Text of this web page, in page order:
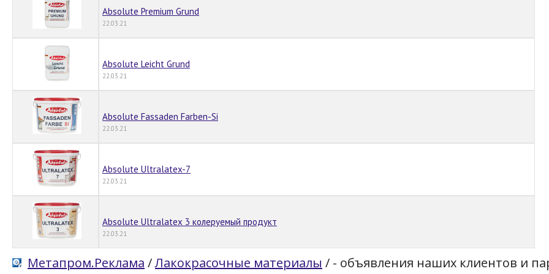
Absolute Premium Grund
22.03.21
Absolute Leicht Grund
22.03.21
Absolute Fassaden Farben-Si
22.03.21
Absolute Ultralatex-7
22.03.21
Absolute Ultralatex 3 колеруемый продукт
22.03.21
Метапром.Реклама /Лакокрасочные материалы / - объявления наших клиентов и